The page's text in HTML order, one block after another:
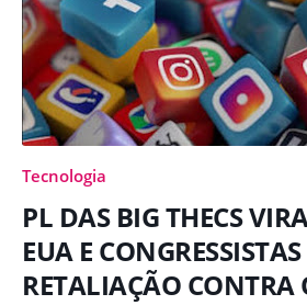
Tecnologia
PL DAS BIG THECS
EUA E
RETALIAÇÃO CONTRA